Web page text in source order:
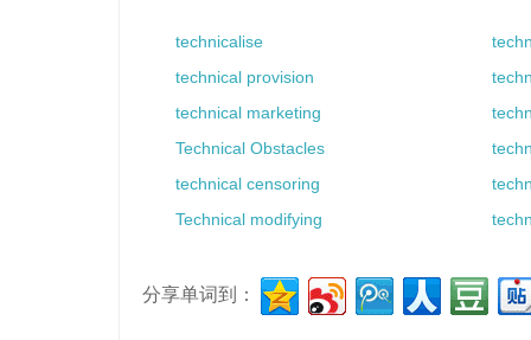
technicalise
technical provision
technical marketing
Technical Obstacles
technical censoring
Technical modifying
分享单词到：